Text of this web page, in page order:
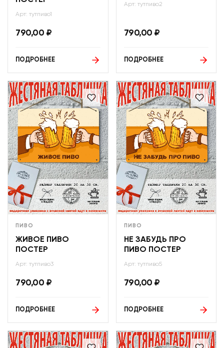
Арт: тутпиво1
790,00 ₽
ПОДРОБНЕЕ
Арт: тутпиво2
790,00 ₽
ПОДРОБНЕЕ
ПИВО
ЖИВОЕ ПИВО
ПОСТЕР
Арт: тутпиво3
790,00 ₽
ПОДРОБНЕЕ
ПИВО
НЕ ЗАБУДЬ ПРО
ПИВО ПОСТЕР
Арт: тутпиво5
790,00 ₽
ПОДРОБНЕЕ